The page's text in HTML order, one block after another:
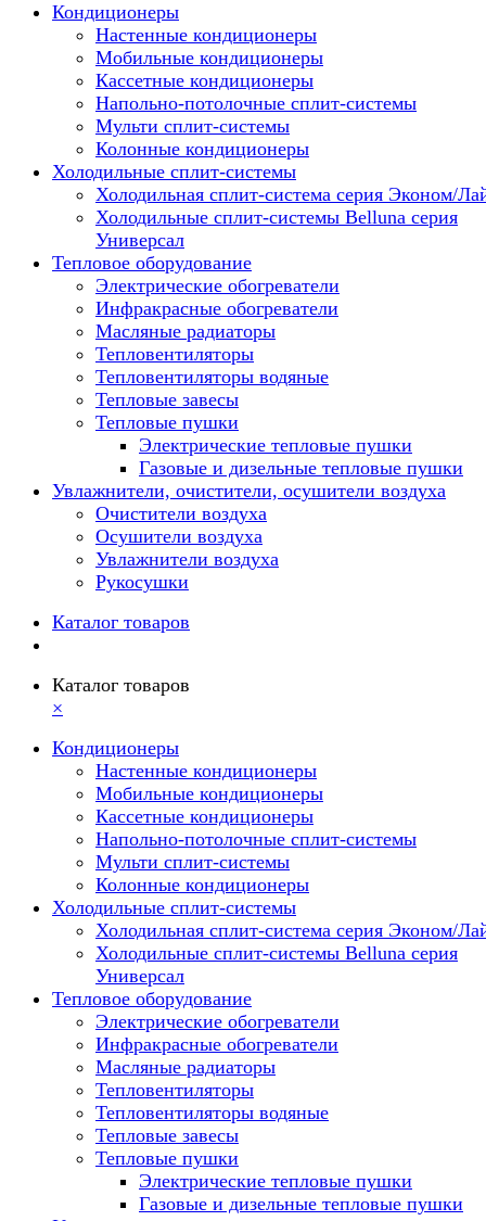
Кондиционеры
Настенные кондиционеры
Мобильные кондиционеры
Кассетные кондиционеры
Напольно-потолочные сплит-системы
Мульти сплит-системы
Колонные кондиционеры
Холодильные сплит-системы
Холодильная сплит-система серия Эконом/
Холодильные сплит-системы Belluna серия
Универсал
Тепловое оборудование
Электрические обогреватели
Инфракрасные обогреватели
Масляные радиаторы
Тепловентиляторы
Тепловентиляторы водяные
Тепловые завесы
Тепловые пушки
Электрические тепловые пушки
Газовые и дизельные тепловые пушки
Увлажнители, очистители, осушители воздуха
Очистители воздуха
Осушители воздуха
Увлажнители воздуха
Рукосушки
Каталог товаров
Каталог товаров
×
Кондиционеры
Настенные кондиционеры
Мобильные кондиционеры
Кассетные кондиционеры
Напольно-потолочные сплит-системы
Мульти сплит-системы
Колонные кондиционеры
Холодильные сплит-системы
Холодильная сплит-система серия Эконом/
Холодильные сплит-системы Belluna серия
Универсал
Тепловое оборудование
Электрические обогреватели
Инфракрасные обогреватели
Масляные радиаторы
Тепловентиляторы
Тепловентиляторы водяные
Тепловые завесы
Тепловые пушки
Электрические тепловые пушки
Газовые и дизельные тепловые пушки